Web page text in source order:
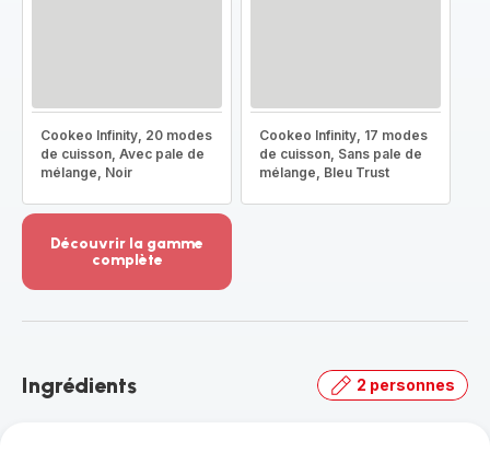
Cookeo Infinity, 20 modes
de cuisson, Avec pale de
mélange, Noir
Cookeo Infinity, 17 modes
de cuisson, Sans pale de
mélange, Bleu Trust
Découvrir la gamme
complète
-
gamme
Ingrédients 2 personnes